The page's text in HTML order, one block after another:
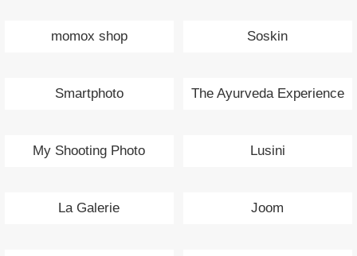
momox shop Soskin
Smartphoto The Ayurveda Experience
My Shooting Photo Lusini
La Galerie Joom